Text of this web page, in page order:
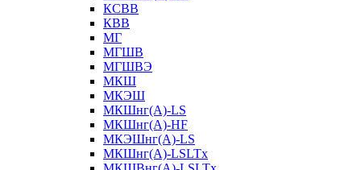
КСВВ
КВВ
МГ
МГШВ
МГШВЭ
МКШ
МКЭШ
МКШнг(А)-LS
МКШнг(А)-HF
МКЭШнг(А)-LS
МКШнг(А)-LSLTx